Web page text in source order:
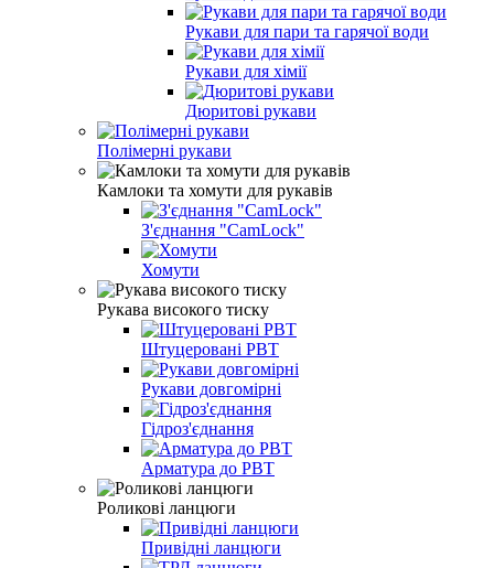
Рукави для пари та гарячої води
Рукави для хімії
Дюритові рукави
Полімерні рукави
Камлоки та хомути для рукавів
З'єднання "CamLock"
Хомути
Рукава високого тиску
Штуцеровані РВТ
Рукави довгомірні
Гідроз'єднання
Арматура до РВТ
Роликові ланцюги
Привідні ланцюги